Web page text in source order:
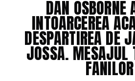
DAN OSBORNE
INTOARCEREA
DESPARTIREA DE
JOSSA. MESAJUL
FANILOR